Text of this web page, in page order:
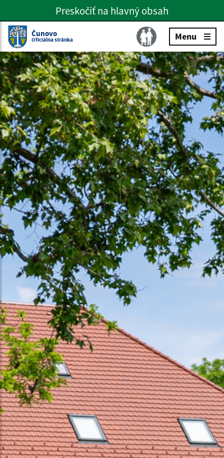
Preskočiť na hlavné menu
Preskočiť na hlavný obsah
Slovenčina
Čunovo
Oficiálna stránka Menu